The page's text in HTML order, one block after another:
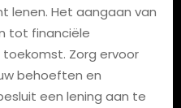
lenen. Het aangaan van
tot financiële
Zorg ervoor
behoeften en
een lening aan te